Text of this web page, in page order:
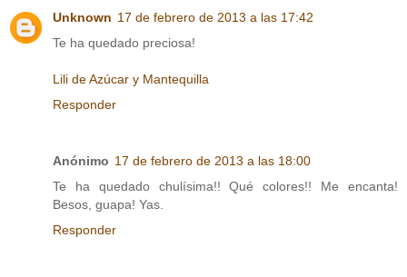
Unknown 17 de febrero de 2013 a las 17:42
Te ha quedado preciosa!
Lili de Azúcar y Mantequilla
Responder
Anónimo 17 de febrero de 2013 a las 18:00
Te ha quedado chulísima!! Qué colores!! Me encanta!
Besos, guapa! Yas.
Responder